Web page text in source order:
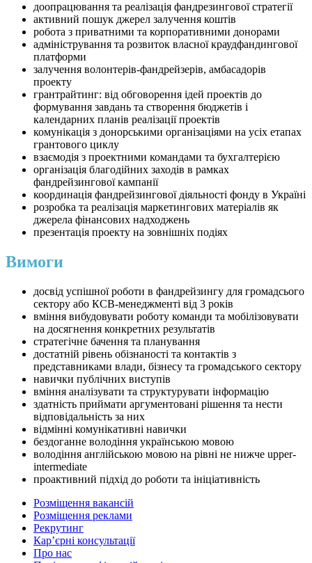
доопрацювання та реалізація фандрезингової стратегії
активний пошук джерел залучення коштів
робота з приватними та корпоративними донорами
адміністрування та розвиток власної краудфандингової
платформи
залучення волонтерів-фандрейзерів, амбасадорів
проекту
грантрайтинг: від обговорення ідей проектів до
формування завдань та створення бюджетів і
календарних планів реалізації проектів
комунікація з донорськими організаціями на усіх етапах
грантового циклу
взаємодія з проектними командами та бухгалтерією
організація благодійних заходів в рамках
фандрейзингової кампанії
координація фандрейзингової діяльності фонду в Україні
розробка та реалізація маркетингових матеріалів як
джерела фінансових надходжень
презентація проекту на зовнішніх подіях
Вимоги
досвід успішної роботи в фандрейзингу для громадсього
сектору або КСВ-менеджменті від 3 років
вміння вибудовувати роботу команди та мобілізовувати
на досягнення конкретних результатів
стратегічне бачення та планування
достатній рівень обізнаності та контактів з
представниками влади, бізнесу та громадського сектору
навички публічних виступів
вміння аналізувати та структурувати інформацію
здатність приймати аргументовані рішення та нести
відповідальність за них
відмінні комунікативні навички
бездоганне володіння українською мовою
володіння англійською мовою на рівні не нижче upper-
intermediate
проактивний підхід до роботи та ініціативність
Розміщення вакансій
Розміщення реклами
Рекрутинг
Карʼєрні консультації
Про нас